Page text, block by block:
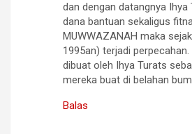
dan dengan datangnya
dana bantuan sekaligus
MUWWAZANAH maka
1995an) terjadi
dibuat oleh Ihya Turats
mereka buat di belahan
Balas